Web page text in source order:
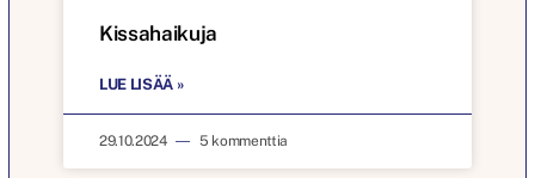
Kissahaikuja
LUE LISÄÄ »
29.10.2024 5 kommenttia